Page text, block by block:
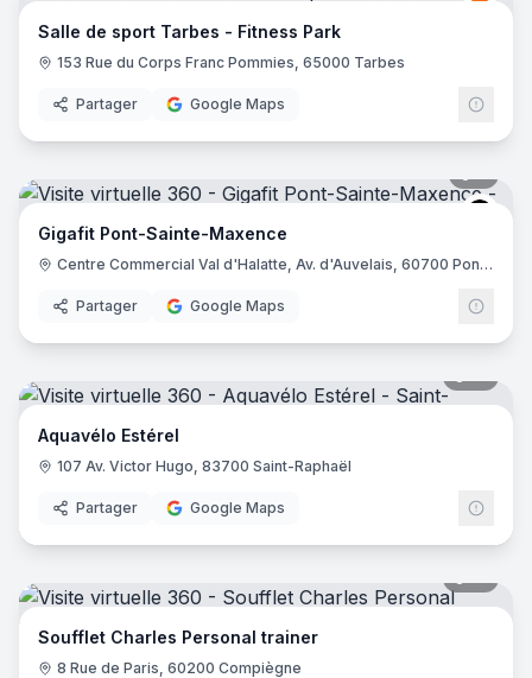
Salle de sport Tarbes - Fitness Park
153 Rue du Corps Franc Pommies, 65000 Tarbes
Partager Google Maps
Gigafit Pont-Sainte-Maxence
Centre Commercial Val d'Halatte, Av. d'Auvelais, 60700 Pont-Sainte-Maxence
Partager Google Maps
Aquavélo Estérel
107 Av. Victor Hugo, 83700 Saint-Raphaël
Partager Google Maps
Soufflet Charles Personal trainer
8 Rue de Paris, 60200 Compiègne